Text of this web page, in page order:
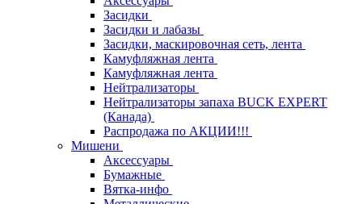
Засидки
Засидки и лабазы
Засидки, маскировочная сеть, лента
Камуфляжная лента
Камуфляжная лента
Нейтрализаторы
Нейтрализаторы запаха BUCK EXPERT
(Канада)
Распродажа по АКЦИИ!!!
Мишени
Аксессуары
Бумажные
Вятка-инфо